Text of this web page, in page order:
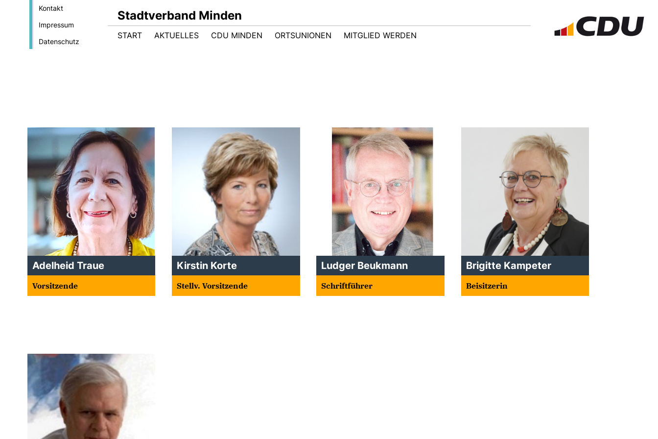
Kontakt
Impressum
Datenschutz
Stadtverband Minden
START AKTUELLES CDU MINDEN ORTSUNIONEN MITGLIED WERDEN
Adelheid Traue
Vorsitzende
Kirstin Korte
Stellv. Vorsitzende
Ludger Beukmann
Schriftführer
Brigitte Kampeter
Beisitzerin